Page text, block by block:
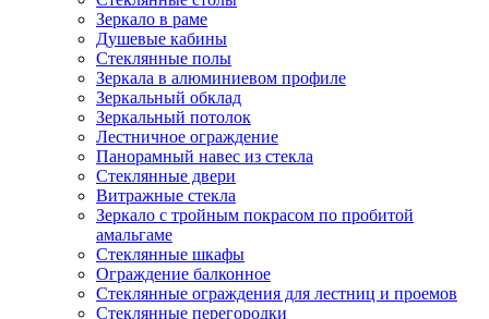
Зеркало в раме
Душевые кабины
Стеклянные полы
Зеркала в алюминиевом профиле
Зеркальный обклад
Зеркальный потолок
Лестничное ограждение
Панорамный навес из стекла
Стеклянные двери
Витражные стекла
Зеркало с тройным покрасом по пробитой
амальгаме
Стеклянные шкафы
Ограждение балконное
Стеклянные ограждения для лестниц и проемов
Стеклянные перегородки